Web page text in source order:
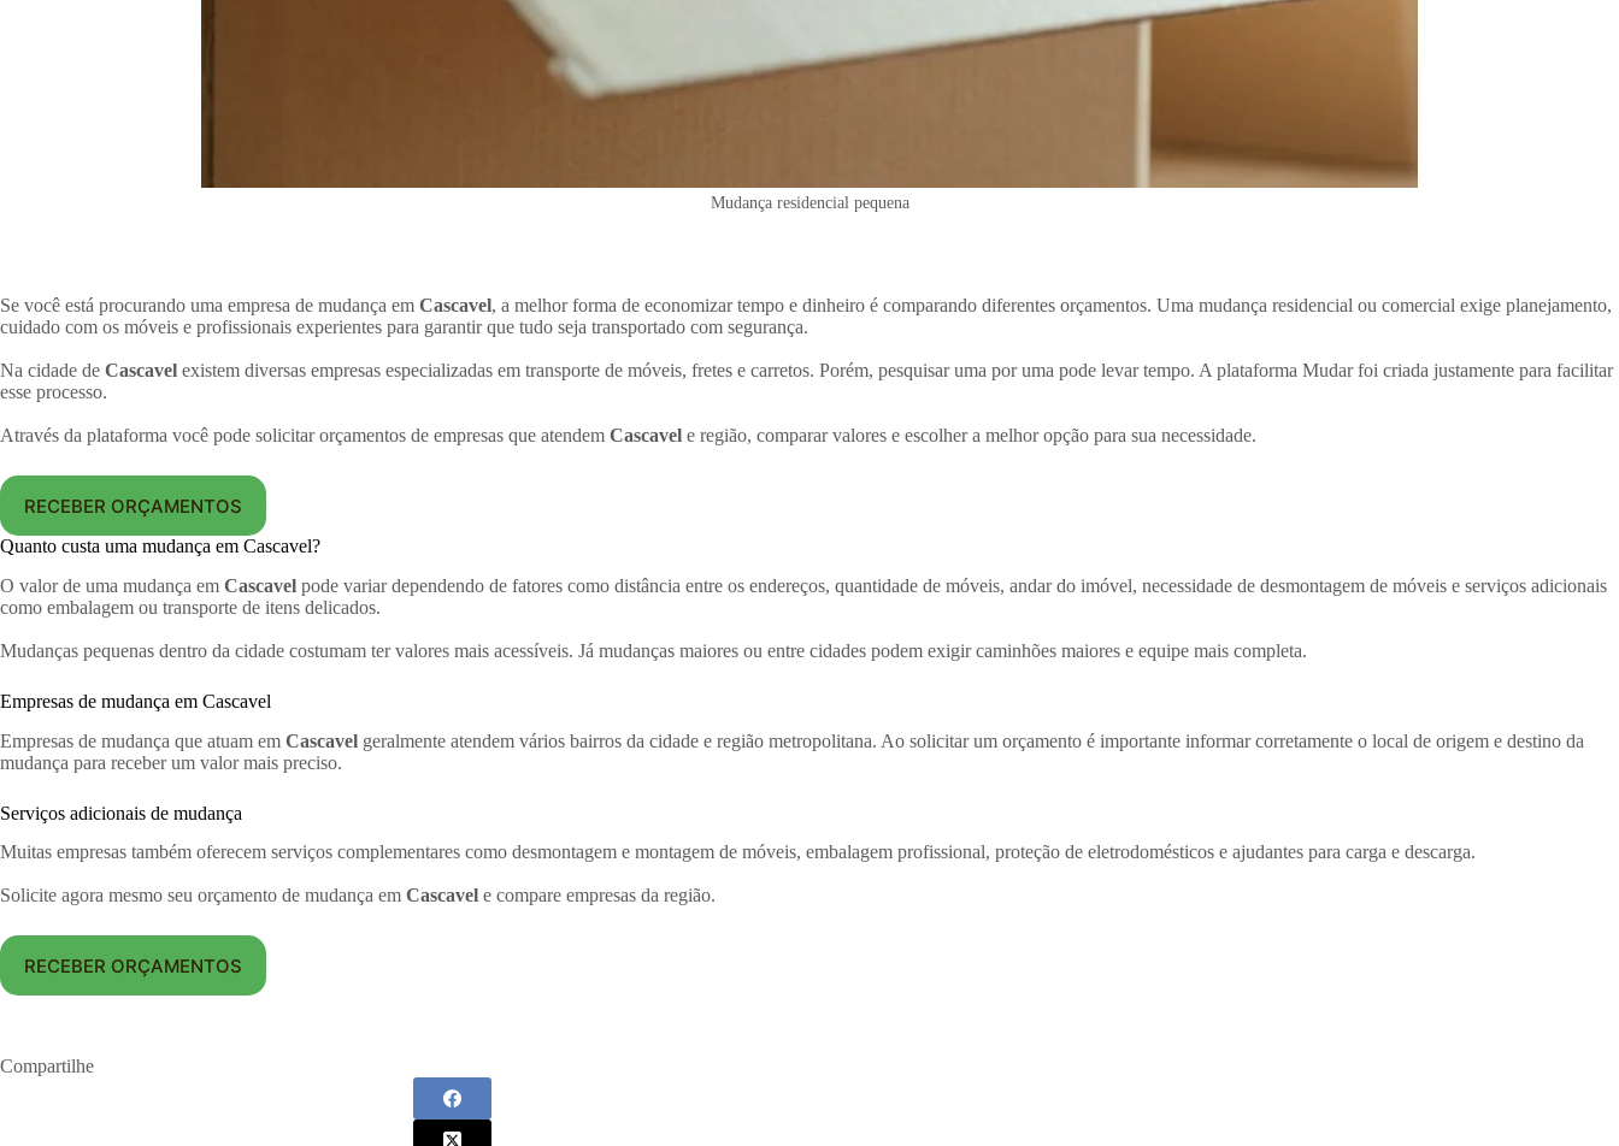
Mudança residencial pequena
Se você está procurando uma empresa de mudança em Cascavel, a melhor forma de economizar tempo e dinheiro é comparando diferentes orçamentos. Uma mudança residencial ou comercial exige planejamento,
cuidado com os móveis e profissionais experientes para garantir que tudo seja transportado com segurança.
Na cidade de Cascavel existem diversas empresas especializadas em transporte de móveis, fretes e carretos. Porém, pesquisar uma por uma pode levar tempo. A plataforma Mudar foi criada justamente para facilitar
esse processo.
Através da plataforma você pode solicitar orçamentos de empresas que atendem Cascavel e região, comparar valores e escolher a melhor opção para sua necessidade.
RECEBER ORÇAMENTOS
Quanto custa uma mudança em Cascavel?
O valor de uma mudança em Cascavel pode variar dependendo de fatores como distância entre os endereços, quantidade de móveis, andar do imóvel, necessidade de desmontagem de móveis e serviços adicionais
como embalagem ou transporte de itens delicados.
Mudanças pequenas dentro da cidade costumam ter valores mais acessíveis. Já mudanças maiores ou entre cidades podem exigir caminhões maiores e equipe mais completa.
Empresas de mudança em Cascavel
Empresas de mudança que atuam em Cascavel geralmente atendem vários bairros da cidade e região metropolitana. Ao solicitar um orçamento é importante informar corretamente o local de origem e destino da
mudança para receber um valor mais preciso.
Serviços adicionais de mudança
Muitas empresas também oferecem serviços complementares como desmontagem e montagem de móveis, embalagem profissional, proteção de eletrodomésticos e ajudantes para carga e descarga.
Solicite agora mesmo seu orçamento de mudança em Cascavel e compare empresas da região.
RECEBER ORÇAMENTOS
Compartilhe